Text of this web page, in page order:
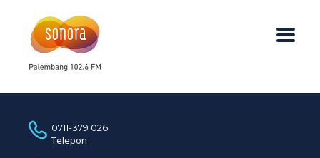
0711-379 026
Telepon